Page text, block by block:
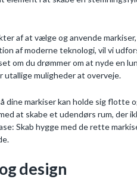
af at vælge og anvende
af moderne teknologi, vil vi
om du drømmer om at nyde en
utallige muligheder at overveje.
dine markiser kan holde sig flotte
at skabe et udendørs rum, der
Skab hygge med de rette
design